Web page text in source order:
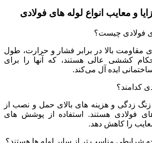
و معایب انواع لوله های فولادی
فولادی چیست؟
مقاومت بالا در برابر فشار و حرارت، طول
کششی عالی هستند، که آنها را برای
ایده‌ آل می‌کند.
کدامند؟
زدگی و هزینه‌ های بالای حمل و نصب از
فولادی هستند. استفاده از پوشش‌ های
را کاهش دهد.